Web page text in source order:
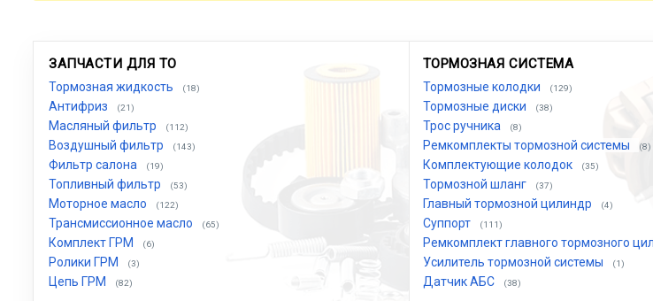
ЗАПЧАСТИ ДЛЯ ТО
Тормозная жидкость (18)
Антифриз (21)
Масляный фильтр (112)
Воздушный фильтр (143)
Фильтр салона (19)
Топливный фильтр (53)
Моторное масло (122)
Трансмиссионное масло (65)
Комплект ГРМ (6)
Ролики ГРМ (3)
Цепь ГРМ (82)
ТОРМОЗНАЯ СИСТЕМА
Тормозные колодки (129)
Тормозные диски (38)
Трос ручника (8)
Ремкомплекты тормозной системы (8)
Комплектующие колодок (35)
Тормозной шланг (37)
Главный тормозной цилиндр (4)
Суппорт (111)
Ремкомплект главного тормозного
Усилитель тормозной системы (1)
Датчик АБС (38)